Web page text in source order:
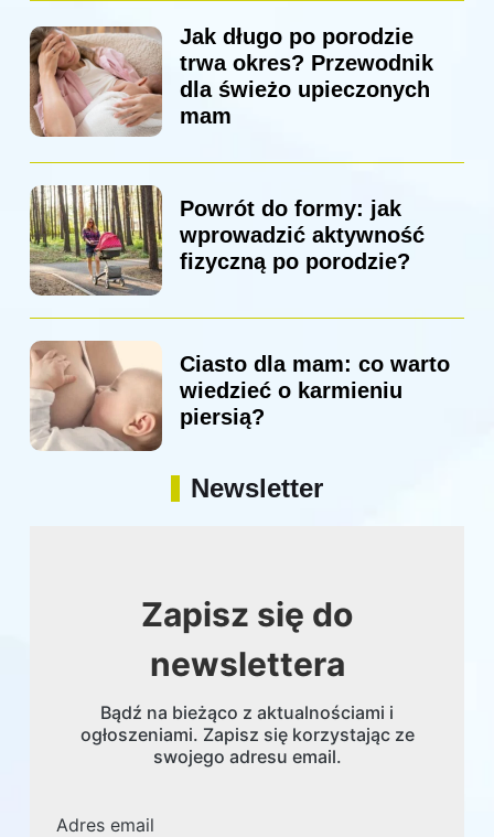
Jak długo po porodzie
trwa okres? Przewodnik
dla świeżo upieczonych
mam
Powrót do formy: jak
wprowadzić aktywność
fizyczną po porodzie?
Ciasto dla mam: co warto
wiedzieć o karmieniu
piersią?
Newsletter
Zapisz się do
newslettera
Bądź na bieżąco z aktualnościami i
ogłoszeniami. Zapisz się korzystając ze
swojego adresu email.
Adres email